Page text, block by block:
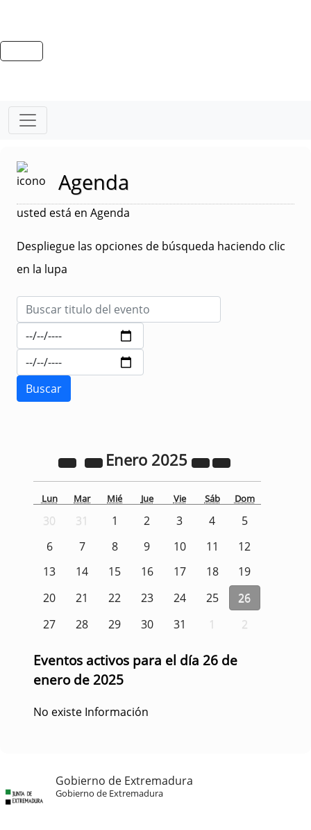
Agenda
usted está en Agenda
Despliegue las opciones de búsqueda haciendo clic
en la lupa
Enero 2025
Lun Mar Mié Jue Vie Sáb Dom
30 31 1 2 3 4
5
6
7 8 9 10 11
12
13
14 15 16 17 18
19
20
21 22 23 24 25
26
27
28 29 30 31 1 2
Eventos activos para el día 26 de
enero de 2025
No existe Información
Gobierno de Extremadura
Gobierno de Extremadura